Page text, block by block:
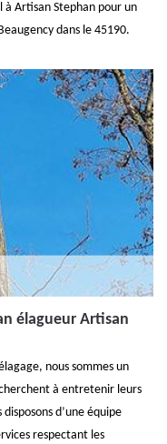
Artisan Stephan pour un
dans le 45190.
élagueur Artisan
nous sommes un
à entretenir leurs
d’une équipe
respectant les